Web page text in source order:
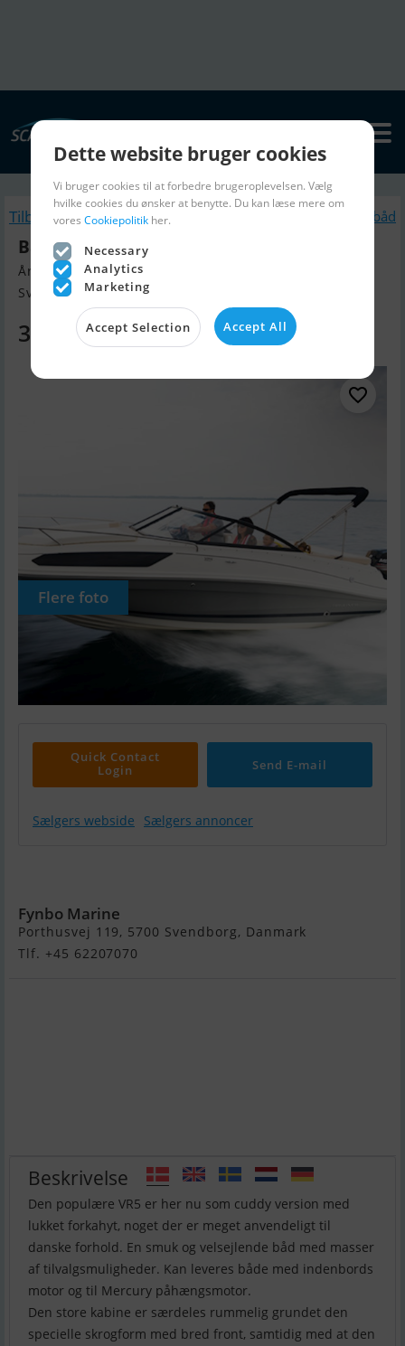
Tilbage Lignende Motorbåd
Bayliner VR5 OB Cuddy
Årgang 2025, Motorbåd til salg
Svendborg, Danmark
302.360 DKK
Flere foto
Quick Contact
Login
Send E-mail
Sælgers webside Sælgers annoncer
Fynbo Marine
Porthusvej 119, 5700 Svendborg, Danmark
Tlf. +45 62207070
Beskrivelse
Den populære VR5 er her nu som cuddy version med
lukket forkahyt, noget der er meget anvendeligt til
danske forhold. En smuk og velsejlende båd med masser
af tilvalgsmuligheder. Kan leveres både med indenbords
motor og til Mercury påhængsmotor.
Den store kabine er særdeles rummelig grundet den
specielle skrogform med bred front, samtidig med at den
Dette website bruger cookies
Vi bruger cookies til at forbedre brugeroplevelsen. Vælg
hvilke cookies du ønsker at benytte. Du kan læse mere om
vores Cookiepolitik her.
Necessary
Analytics
Marketing
Accept Selection Accept All